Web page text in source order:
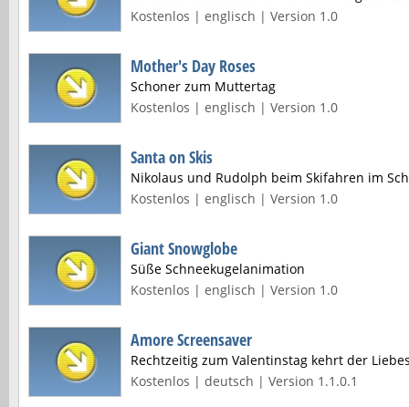
Kostenlos | englisch | Version 1.0
Mother's Day Roses
Schoner zum Muttertag
Kostenlos | englisch | Version 1.0
Santa on Skis
Nikolaus und Rudolph beim Skifahren im
Kostenlos | englisch | Version 1.0
Giant Snowglobe
Süße Schneekugelanimation
Kostenlos | englisch | Version 1.0
Amore Screensaver
Rechtzeitig zum Valentinstag kehrt der
Kostenlos | deutsch | Version 1.1.0.1